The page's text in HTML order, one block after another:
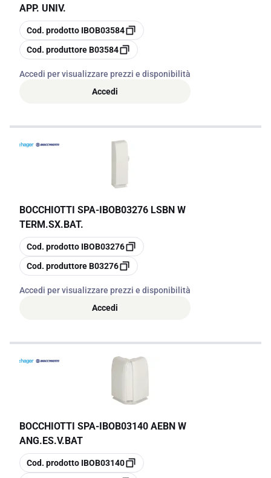
APP. UNIV.
copia
Cod. prodotto IBOB03584
copia
Cod. produttoreB03584
Accedi per visualizzare prezzi e disponibilità
Accedi
BOCCHIOTTI SPA-IBOB03276 LSBN W
TERM.SX.BAT.
copia
Cod. prodotto IBOB03276
copia
Cod. produttoreB03276
Accedi per visualizzare prezzi e disponibilità
Accedi
BOCCHIOTTI SPA-IBOB03140 AEBN W
ANG.ES.V.BAT
copia
Cod. prodotto IBOB03140